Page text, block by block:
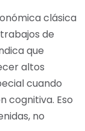
clásica
de
que
altos
cuando
cognitiva. Eso
no